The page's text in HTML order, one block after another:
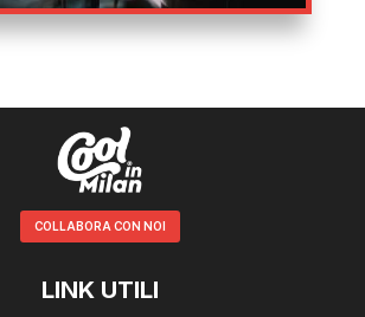
COLLABORA CON NOI
LINK UTILI